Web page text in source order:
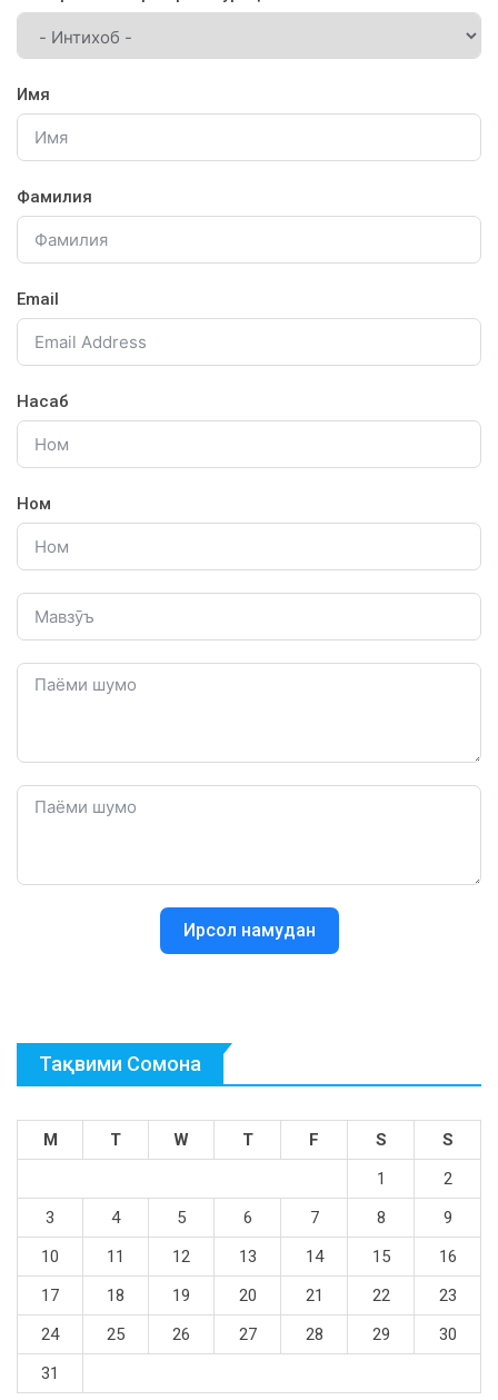
Имя
Фамилия
Email
Насаб
Ном
Ирсол намудан
Тақвими Сомона
M T W T F S
S
1
2
3
4 5 6 7 8
9
10
11 12 13 14 15
16
17
18 19 20 21 22
23
24
25 26 27 28 29
30
31